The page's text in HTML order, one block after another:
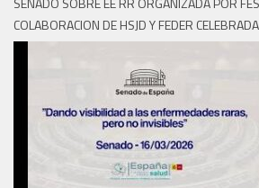
COLABORACION DE HSJD Y FEDER